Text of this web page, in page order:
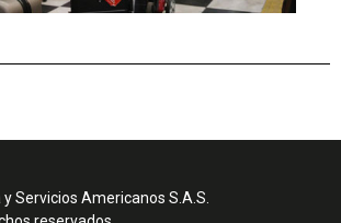
Servicios Americanos S.A.S.